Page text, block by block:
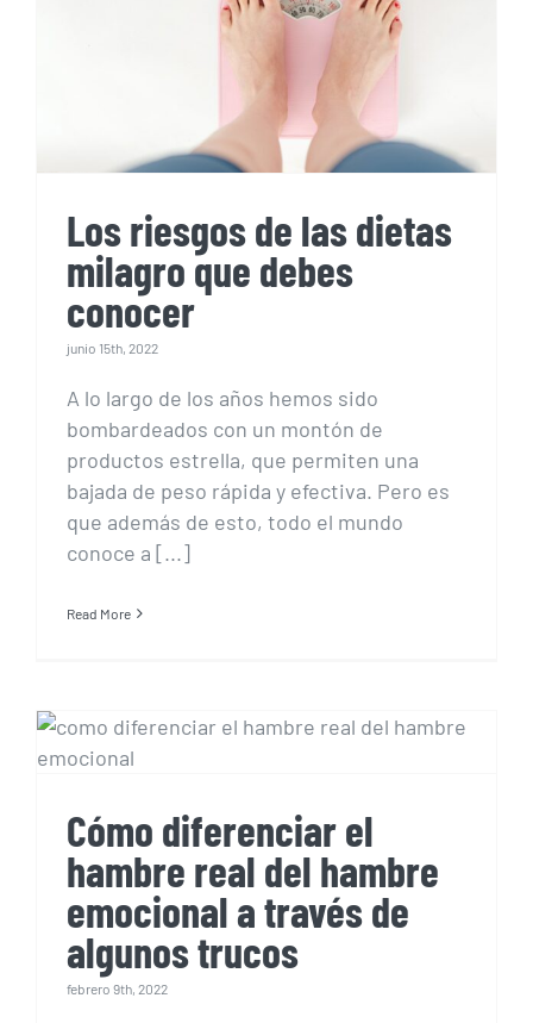
milagro que debes
conocer
Los riesgos de las dietas
milagro que debes
conocer
junio 15th, 2022
A lo largo de los años hemos sido
bombardeados con un montón de
productos estrella, que permiten una
bajada de peso rápida y efectiva. Pero es
que además de esto, todo el mundo
conoce a [...]
Read More
hambre real del hambre
emocional a través de
algunos trucos
Cómo diferenciar el
hambre real del hambre
emocional a través de
algunos trucos
febrero 9th, 2022